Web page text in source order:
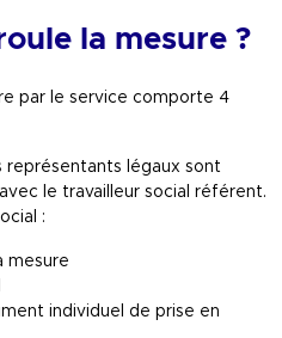
la mesure ?
par le service comporte 4
représentants légaux sont
le travailleur social référent.
:
mesure
individuel de prise en